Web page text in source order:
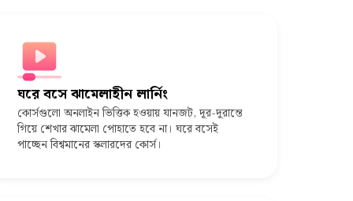
ঘরে বসে ঝামেলাহীন লার্নিং
কোর্সগুলো অনলাইন ভিত্তিক হওয়ায় যানজট, দূর-দূরান্তে
গিয়ে শেখার ঝামেলা পোহাতে হবে না। ঘরে বসেই
পাচ্ছেন বিশ্বমানের স্কলারদের কোর্স।